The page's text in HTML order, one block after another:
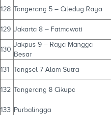
128 Tangerang 5 – Ciledug Raya
129 Jakarta 8 – Fatmawati
130
Jakpus 9 – Raya Mangga
Besar
131 Tangsel 7 Alam Sutra
132 Tangerang 8 Cikupa
133 Purbalingga